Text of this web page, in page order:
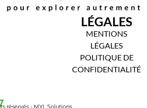
LÉGALES
MENTIONS
LÉGALES
POLITIQUE DE
CONFIDENTIALITÉ
réservés - MYL Solutions